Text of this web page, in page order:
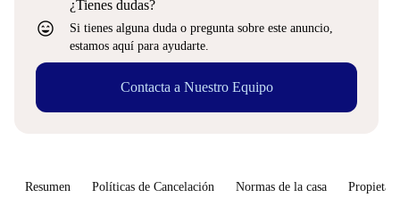
sentiment_very_satisfied
¿Tienes dudas?
Si tienes alguna duda o pregunta sobre este anuncio,
estamos aquí para ayudarte.
Contacta a Nuestro Equipo
Resumen Políticas de Cancelación Normas de la casa